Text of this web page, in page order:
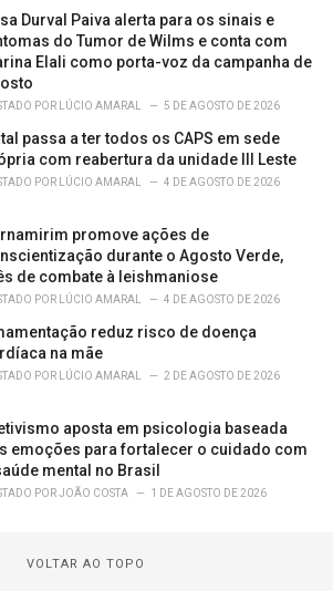
Durval Paiva alerta para os sinais e
do Tumor de Wilms e conta com
Elali como porta-voz da campanha de
POR LÚCIO AMARAL 5 DE AGOSTO DE 2026
passa a ter todos os CAPS em sede
com reabertura da unidade III Leste
POR LÚCIO AMARAL 4 DE AGOSTO DE 2026
promove ações de
durante o Agosto Verde,
de combate à leishmaniose
POR LÚCIO AMARAL 4 DE AGOSTO DE 2026
reduz risco de doença
na mãe
POR LÚCIO AMARAL 2 DE AGOSTO DE 2026
aposta em psicologia baseada
emoções para fortalecer o cuidado com
mental no Brasil
PORJOÃO COSTA 1 DE AGOSTO DE 2026
VOLTAR AO TOPO